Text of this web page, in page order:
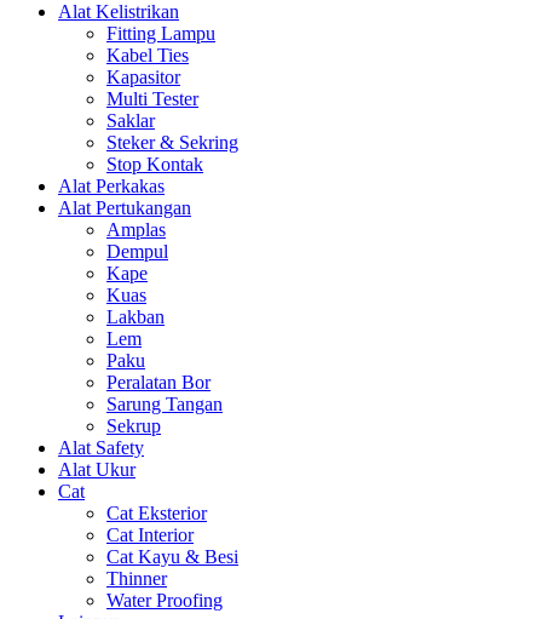
Alat Kelistrikan
Fitting Lampu
Kabel Ties
Kapasitor
Multi Tester
Saklar
Steker & Sekring
Stop Kontak
Alat Perkakas
Alat Pertukangan
Amplas
Dempul
Kape
Kuas
Lakban
Lem
Paku
Peralatan Bor
Sarung Tangan
Sekrup
Alat Safety
Alat Ukur
Cat
Cat Eksterior
Cat Interior
Cat Kayu & Besi
Thinner
Water Proofing